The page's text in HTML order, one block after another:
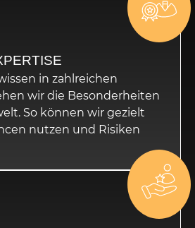
in zahlreichen
wir die Besonderheiten
So können wir gezielt
nutzen und Risiken